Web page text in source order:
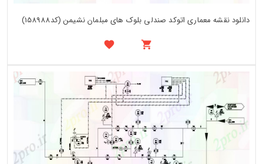
دانلود نقشه معماری اتوکد صندلی بلوک های مبلمان نشیمن (کد158988)